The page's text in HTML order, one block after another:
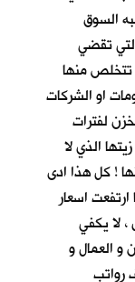
السوق
تقضي
تتخلص منها
او الشركات
لفترات
الذي لا
! كل هذا ادى
اسعار
، لا يكفي
العمال و
رواتب